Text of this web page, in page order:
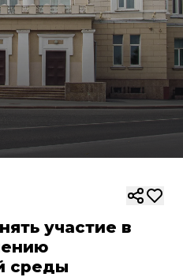
участие в
среды